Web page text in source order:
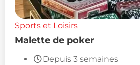
Sports et Loisirs
Malette de poker
Depuis 3 semaines